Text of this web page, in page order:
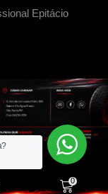
Epitácio
0